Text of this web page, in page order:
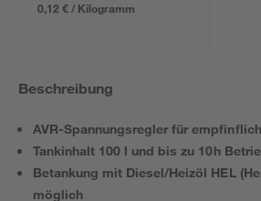
0,12 € / Kilogramm
Beschreibung
AVR-Spannungsregler für
Tankinhalt 100 l und bis zu 10h
Betankung mit Diesel/Heizöl HEL
möglich